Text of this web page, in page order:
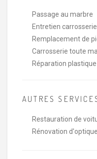
Passage au marbre
Entretien carrosserie
Remplacement de
Carrosserie toute
Réparation plastique
AUTRES
Restauration de
Rénovation